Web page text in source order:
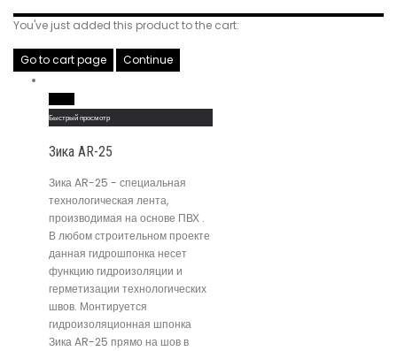
You've just added this product to the cart:
Go to cart page Continue
Быстрый просмотр
Зика AR-25
Зика AR-25 - специальная
технологическая лента,
производимая на основе ПВХ .
В любом строительном проекте
данная гидрошпонка несет
функцию гидроизоляции и
герметизации технологических
швов. Монтируется
гидроизоляционная шпонка
Зика AR-25 прямо на шов в